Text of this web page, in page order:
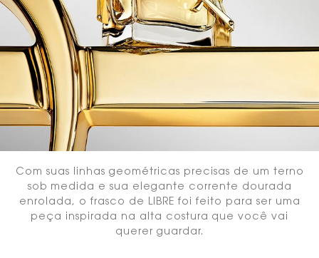
Com suas linhas geométricas precisas de um terno
sob medida e sua elegante corrente dourada
enrolada, o frasco de LIBRE foi feito para ser uma
peça inspirada na alta costura que você vai
querer guardar.